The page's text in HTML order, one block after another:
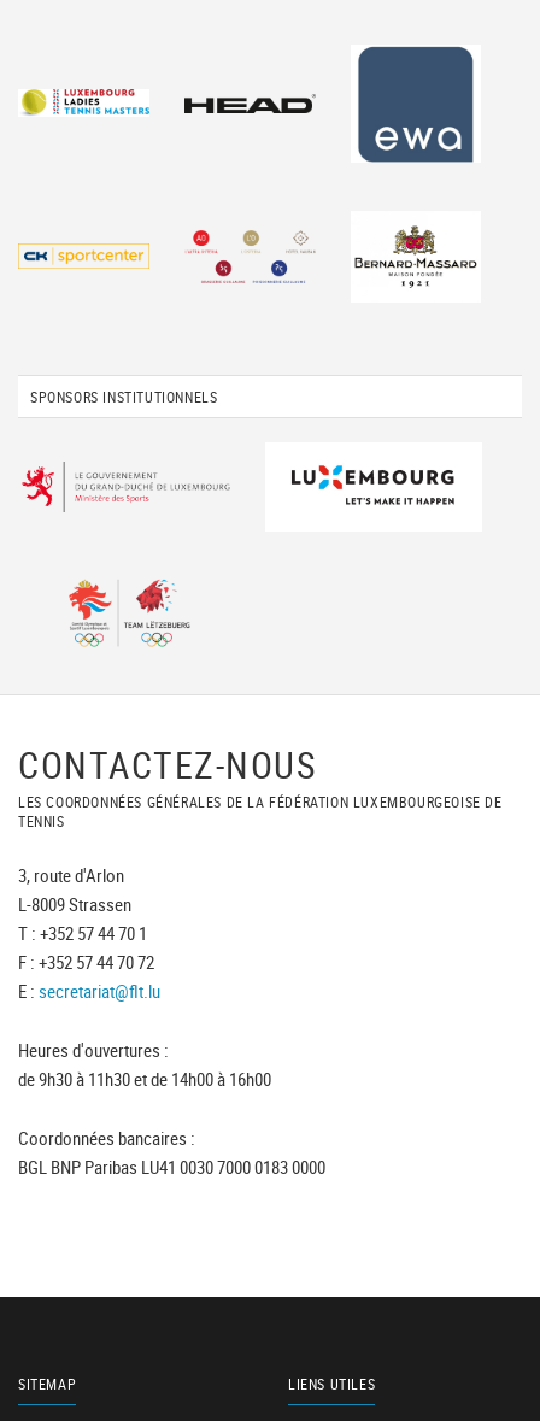
SPONSORS INSTITUTIONNELS
CONTACTEZ-NOUS
LES COORDONNÉES GÉNÉRALES DE LA FÉDÉRATION LUXEMBOURGEOISE DE
TENNIS
3, route d'Arlon
L-8009 Strassen
T : +352 57 44 70 1
F : +352 57 44 70 72
E : secretariat@flt.lu
Heures d'ouvertures :
de 9h30 à 11h30 et de 14h00 à 16h00
Coordonnées bancaires :
BGL BNP Paribas LU41 0030 7000 0183 0000
SITEMAP LIENS UTILES